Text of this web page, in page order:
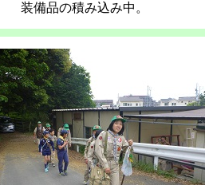
装備品の積み込み中。